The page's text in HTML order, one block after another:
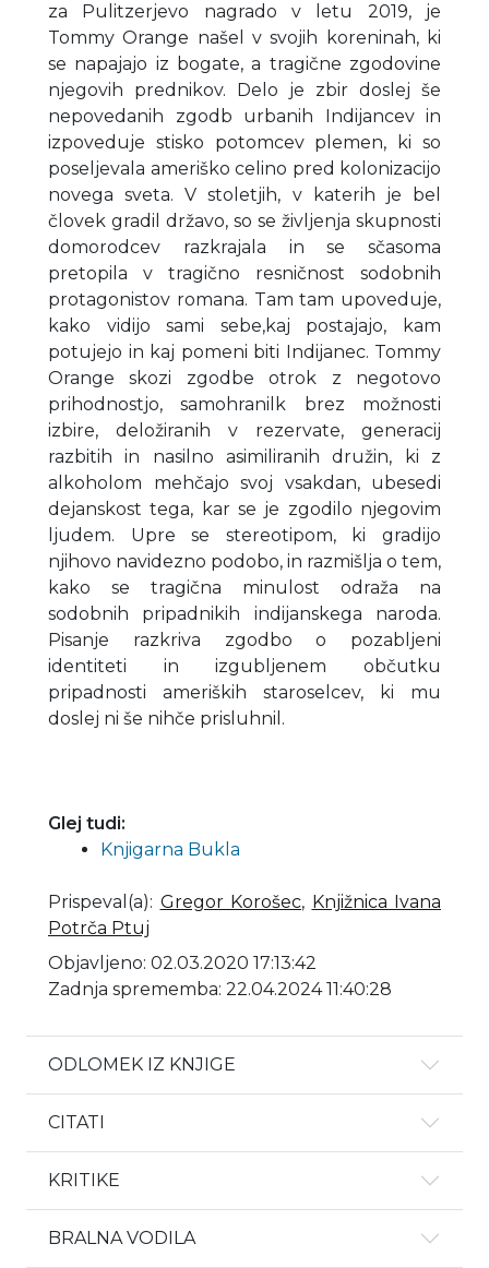
za Pulitzerjevo nagrado v letu 2019, je
Tommy Orange našel v svojih koreninah, ki
se napajajo iz bogate, a tragične zgodovine
njegovih prednikov. Delo je zbir doslej še
nepovedanih zgodb urbanih Indijancev in
izpoveduje stisko potomcev plemen, ki so
poseljevala ameriško celino pred kolonizacijo
novega sveta. V stoletjih, v katerih je bel
človek gradil državo, so se življenja skupnosti
domorodcev razkrajala in se sčasoma
pretopila v tragično resničnost sodobnih
protagonistov romana. Tam tam upoveduje,
kako vidijo sami sebe,kaj postajajo, kam
potujejo in kaj pomeni biti Indijanec. Tommy
Orange skozi zgodbe otrok z negotovo
prihodnostjo, samohranilk brez možnosti
izbire, deložiranih v rezervate, generacij
razbitih in nasilno asimiliranih družin, ki z
alkoholom mehčajo svoj vsakdan, ubesedi
dejanskost tega, kar se je zgodilo njegovim
ljudem. Upre se stereotipom, ki gradijo
njihovo navidezno podobo, in razmišlja o tem,
kako se tragična minulost odraža na
sodobnih pripadnikih indijanskega naroda.
Pisanje razkriva zgodbo o pozabljeni
identiteti in izgubljenem občutku
pripadnosti ameriških staroselcev, ki mu
doslej ni še nihče prisluhnil.
Glej tudi:
Knjigarna Bukla
Prispeval(a): Gregor Korošec, Knjižnica Ivana
Potrča Ptuj
Objavljeno: 02.03.2020 17:13:42
Zadnja sprememba: 22.04.2024 11:40:28
ODLOMEK IZ KNJIGE
CITATI
KRITIKE
BRALNA VODILA